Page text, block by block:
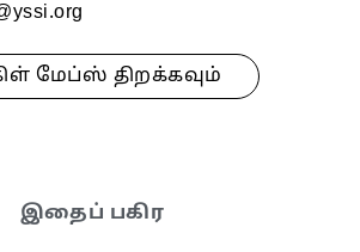
மேப்ஸ் திறக்கவும்
இதைப் பகிர